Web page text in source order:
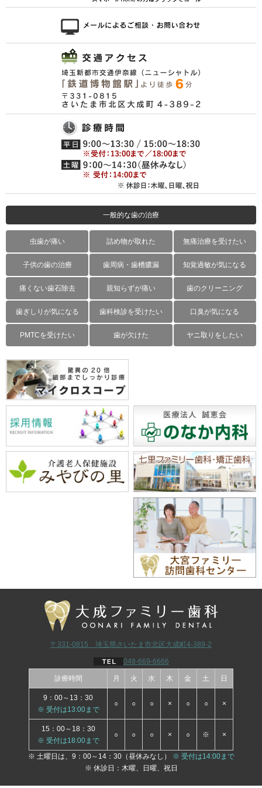
一般的な歯の治療
虫歯が痛い 詰め物が取れた 無痛治療を受けたい
子供の歯の治療 歯周病・歯槽膿漏 知覚過敏が気になる
痛くない歯石除去 親知らずが痛い 歯のクリーニング
歯ぎしりが気になる 歯科検診を受けたい 口臭が気になる
PMTCを受けたい 歯が欠けた ヤニ取りをしたい
〒331-0815 埼玉県さいたま市北区大成町4-389-2
048-669-6666
診療時間 月 火 水 木 金 土 日
9：00～13：30
※ 受付は13:00まで
○ ○ ○ × ○ ○ ×
15：00～18：30
※ 受付は18:00まで
○ ○ ○ × ○ ※ ×
※ 土曜日は、9：00～14：30（昼休みなし）
※ 受付は14:00まで
※ 休診日：木曜、日曜、祝日